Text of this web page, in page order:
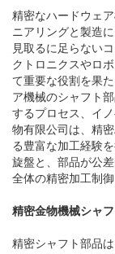
精密なハードウェ
ニアリングと製造
見取るに足らない
クトロニクスやロ
て重要な役割を果
ア機械のシャフト
するプロセス、イ
物有限公司は、精
る豊富な加工経験
旋盤と、部品が公
全体の精密加工制
精密金物機械シャ
精密シャフト部品